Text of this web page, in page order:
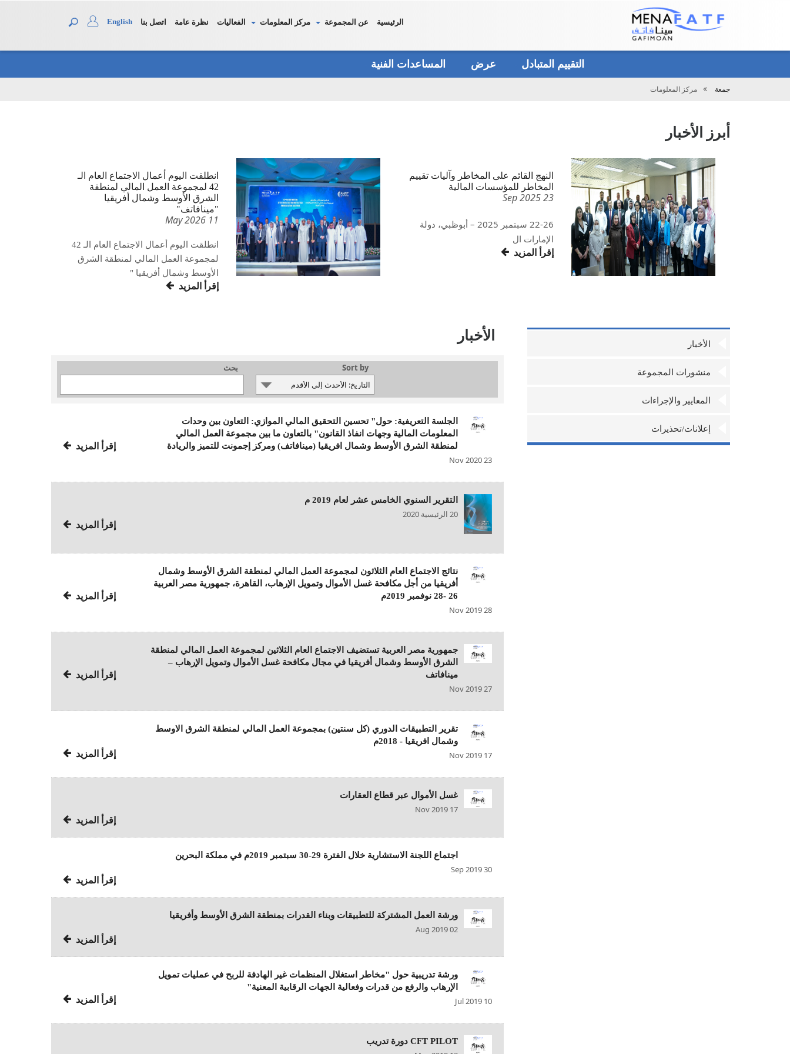
الرئيسية
عن المجموعة مركز المعلومات الفعاليات نظرة عامة اتصل بنا English
التقييم المتبادل عرض المساعدات الفنية
تحميل
جمعة مركز المعلومات
أبرز الأخبار
انطلقت اليوم أعمال الاجتماع العام الـ
42 لمجموعة العمل المالي لمنطقة
الشرق الأوسط وشمال أفريقيا
"مينافاتف"
11 May 2026
انطلقت اليوم أعمال الاجتماع العام الـ 42
لمجموعة العمل المالي لمنطقة الشرق
الأوسط وشمال أفريقيا "
إقرأ المزيد
النهج القائم على المخاطر وآليات تقييم
المخاطر للمؤسسات المالية
23 Sep 2025
22-26 سبتمبر 2025 – أبوظبي، دولة
الإمارات ال
إقرأ المزيد
الأخبار
بحث Sort by
الجلسة التعريفية: حول" تحسين التحقيق المالي الموازي: التعاون بين وحدات
المعلومات المالية وجهات انفاذ القانون" بالتعاون ما بين مجموعة العمل المالي
لمنطقة الشرق الأوسط وشمال افريقيا (مينافاتف) ومركز إجمونت للتميز والريادة
23 Nov 2020
إقرأ المزيد
التقرير السنوي الخامس عشر لعام 2019 م
20 الرئيسية 2020
إقرأ المزيد
نتائج الاجتماع العام الثلاثون لمجموعة العمل المالي لمنطقة الشرق الأوسط وشمال
أفريقيا من أجل مكافحة غسل الأموال وتمويل الإرهاب، القاهرة، جمهورية مصر العربية
26 -28 نوفمبر 2019م
28 Nov 2019
إقرأ المزيد
جمهورية مصر العربية تستضيف الاجتماع العام الثلاثين لمجموعة العمل المالي لمنطقة
الشرق الأوسط وشمال أفريقيا في مجال مكافحة غسل الأموال وتمويل الإرهاب –
مينافاتف
27 Nov 2019
إقرأ المزيد
تقرير التطبيقات الدوري (كل سنتين) بمجموعة العمل المالي لمنطقة الشرق الاوسط
وشمال افريقيا - 2018م
17 Nov 2019 إقرأ المزيد
غسل الأموال عبر قطاع العقارات
17 Nov 2019
إقرأ المزيد
اجتماع اللجنة الاستشارية خلال الفترة 29-30 سبتمبر 2019م في مملكة البحرين
30 Sep 2019
إقرأ المزيد
ورشة العمل المشتركة للتطبيقات وبناء القدرات بمنطقة الشرق الأوسط وأفريقيا
02 Aug 2019
إقرأ المزيد
ورشة تدريبية حول "مخاطر استغلال المنظمات غير الهادفة للربح في عمليات تمويل
الإرهاب والرفع من قدرات وفعالية الجهات الرقابية المعنية"
10 Jul 2019 إقرأ المزيد
CFT PILOT دورة تدريب
الأخبار
منشورات المجموعة
المعايير والإجراءات
إعلانات/تحذيرات